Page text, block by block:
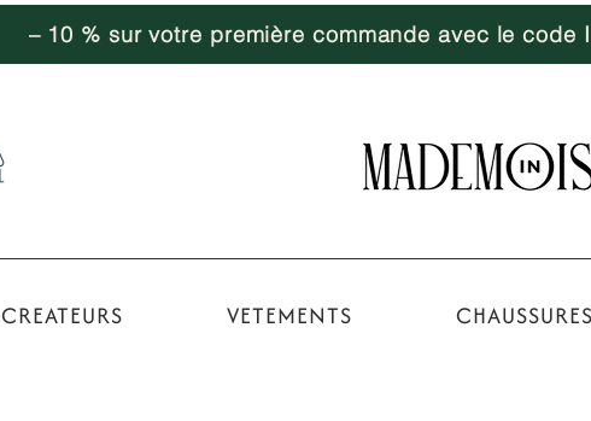
– 10 % sur votre première commande avec le
CREATEURS VETEMENTS CHAUSSURES